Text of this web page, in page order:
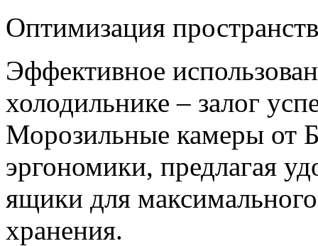
Оптимизация
Эффективное
холодильнике – залог
Морозильные камеры от
эргономики, предлагая
ящики для
хранения.